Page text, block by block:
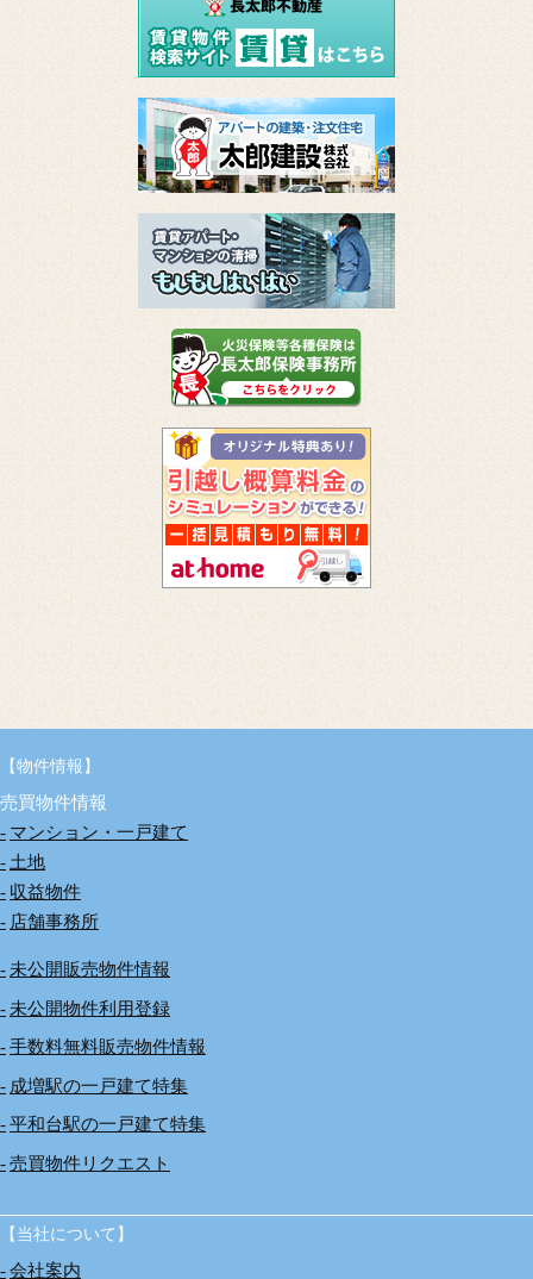
【物件情報】
売買物件情報
マンション・一戸建て
土地
収益物件
店舗事務所
未公開販売物件情報
未公開物件利用登録
手数料無料販売物件情報
成増駅の一戸建て特集
平和台駅の一戸建て特集
売買物件リクエスト
【当社について】
会社案内